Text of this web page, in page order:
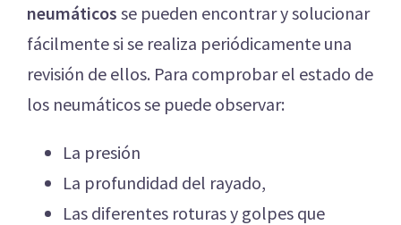
neumáticos se pueden encontrar y solucionar
fácilmente si se realiza periódicamente una
revisión de ellos. Para comprobar el estado de
los neumáticos se puede observar:
La presión
La profundidad del rayado,
Las diferentes roturas y golpes que